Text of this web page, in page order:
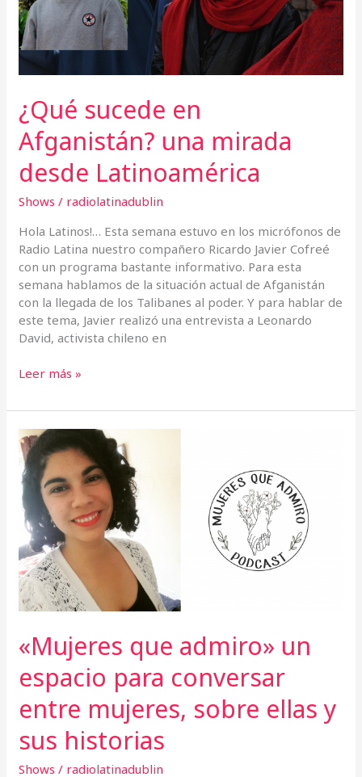
¿Qué sucede en
Afganistán? una mirada
desde Latinoamérica
Shows / radiolatinadublin
Hola Latinos!… Esta semana estuvo en los micrófonos de
Radio Latina nuestro compañero Ricardo Javier Cofreé
con un programa bastante informativo. Para esta
semana hablamos de la situación actual de Afganistán
con la llegada de los Talibanes al poder. Y para hablar de
este tema, Javier realizó una entrevista a Leonardo
David, activista chileno en
desde
Latinoamérica
Leer más »
«Mujeres que admiro» un
espacio para conversar
entre mujeres, sobre ellas y
sus historias
Shows / radiolatinadublin
«Mujeres
que
admiro»
un
espacio
para
conversar
entre
mujeres,
sobre
ellas
sus